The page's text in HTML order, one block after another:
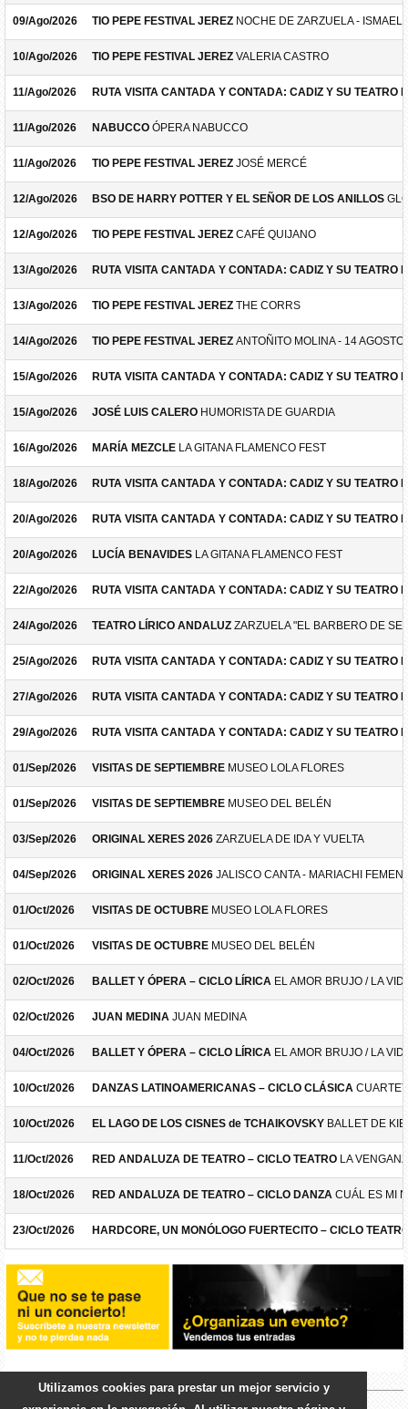
09/Ago/2026 TIO PEPE FESTIVAL JEREZ NOCHE DE ZARZUELA -
10/Ago/2026 TIO PEPE FESTIVAL JEREZ VALERIA CASTRO
11/Ago/2026 RUTA VISITA CANTADA Y CONTADA: CADIZ Y SU TEATRO
11/Ago/2026 NABUCCO ÓPERA NABUCCO
11/Ago/2026 TIO PEPE FESTIVAL JEREZ JOSÉ MERCÉ
12/Ago/2026 BSO DE HARRY POTTER Y EL SEÑOR DE LOS ANILLOS
12/Ago/2026 TIO PEPE FESTIVAL JEREZ CAFÉ QUIJANO
13/Ago/2026 RUTA VISITA CANTADA Y CONTADA: CADIZ Y SU TEATRO
13/Ago/2026 TIO PEPE FESTIVAL JEREZ THE CORRS
14/Ago/2026 TIO PEPE FESTIVAL JEREZ ANTOÑITO MOLINA - 14 AGOSTO
15/Ago/2026 RUTA VISITA CANTADA Y CONTADA: CADIZ Y SU TEATRO
15/Ago/2026 JOSÉ LUIS CALERO HUMORISTA DE GUARDIA
16/Ago/2026 MARÍA MEZCLE LA GITANA FLAMENCO FEST
18/Ago/2026 RUTA VISITA CANTADA Y CONTADA: CADIZ Y SU TEATRO
20/Ago/2026 RUTA VISITA CANTADA Y CONTADA: CADIZ Y SU TEATRO
20/Ago/2026 LUCÍA BENAVIDES LA GITANA FLAMENCO FEST
22/Ago/2026 RUTA VISITA CANTADA Y CONTADA: CADIZ Y SU TEATRO
24/Ago/2026 TEATRO LÍRICO ANDALUZ ZARZUELA "EL BARBERO DE
25/Ago/2026 RUTA VISITA CANTADA Y CONTADA: CADIZ Y SU TEATRO
27/Ago/2026 RUTA VISITA CANTADA Y CONTADA: CADIZ Y SU TEATRO
29/Ago/2026 RUTA VISITA CANTADA Y CONTADA: CADIZ Y SU TEATRO
01/Sep/2026 VISITAS DE SEPTIEMBRE MUSEO LOLA FLORES
01/Sep/2026 VISITAS DE SEPTIEMBRE MUSEO DEL BELÉN
03/Sep/2026 ORIGINAL XERES 2026 ZARZUELA DE IDA Y VUELTA
04/Sep/2026 ORIGINAL XERES 2026 JALISCO CANTA - MARIACHI
01/Oct/2026 VISITAS DE OCTUBRE MUSEO LOLA FLORES
01/Oct/2026 VISITAS DE OCTUBRE MUSEO DEL BELÉN
02/Oct/2026 BALLET Y ÓPERA – CICLO LÍRICA EL AMOR BRUJO / LA
02/Oct/2026 JUAN MEDINA JUAN MEDINA
04/Oct/2026 BALLET Y ÓPERA – CICLO LÍRICA EL AMOR BRUJO / LA
10/Oct/2026 DANZAS LATINOAMERICANAS – CICLO CLÁSICA
10/Oct/2026 EL LAGO DE LOS CISNES de TCHAIKOVSKY BALLET DE
11/Oct/2026 RED ANDALUZA DE TEATRO – CICLO TEATRO LA
18/Oct/2026 RED ANDALUZA DE TEATRO – CICLO DANZA CUÁL ES MI
23/Oct/2026 HARDCORE, UN MONÓLOGO FUERTECITO – CICLO
Utilizamos cookies para prestar un mejor servicio y